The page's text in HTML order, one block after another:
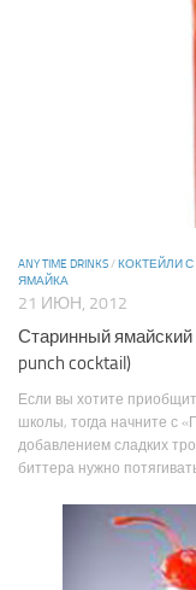
ANY TIME DRINKS/КОКТЕЙЛИ
ЯМАЙКА
21 ИЮН, 2012
Старинный ямайский
punch cocktail)
Если вы хотите
школы, тогда начните с
добавлением сладких
биттера нужно